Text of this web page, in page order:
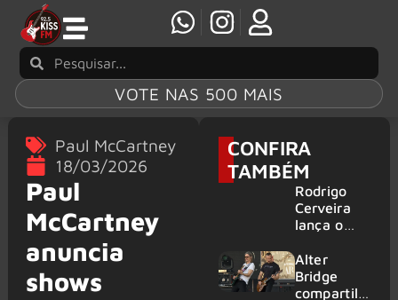
VOTE NAS 500 MAIS
Paul McCartney
18/03/2026
Paul
McCartney
anuncia
shows
CONFIRA
TAMBÉM
Rodrigo
Cerveira
lança o
Searcher”
Alter
Bridge
compartilh